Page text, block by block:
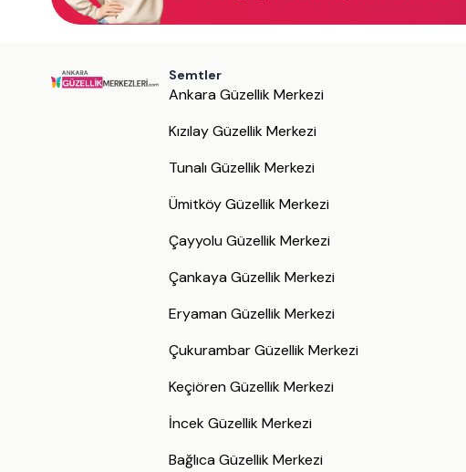
Semtler
Ankara Güzellik Merkezi
Kızılay Güzellik Merkezi
Tunalı Güzellik Merkezi
Ümitköy Güzellik Merkezi
Çayyolu Güzellik Merkezi
Çankaya Güzellik Merkezi
Eryaman Güzellik Merkezi
Çukurambar Güzellik Merkezi
Keçiören Güzellik Merkezi
İncek Güzellik Merkezi
Bağlıca Güzellik Merkezi